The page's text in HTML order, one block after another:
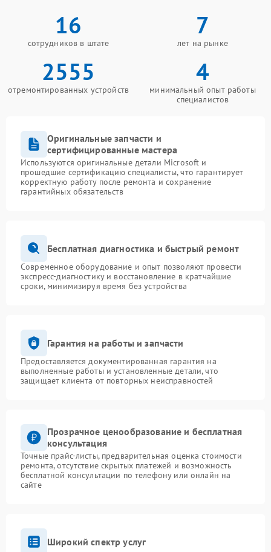
16
сотрудников в штате
7
лет на рынке
2555
отремонтированных устройств
4
минимальный опыт работы
специалистов
Оригинальные запчасти и
сертифицированные мастера
Используются оригинальные детали Microsoft и
прошедшие сертификацию специалисты, что гарантирует
корректную работу после ремонта и сохранение
гарантийных обязательств
Бесплатная диагностика и быстрый ремонт
Современное оборудование и опыт позволяют провести
экспресс-диагностику и восстановление в кратчайшие
сроки, минимизируя время без устройства
Гарантия на работы и запчасти
Предоставляется документированная гарантия на
выполненные работы и установленные детали, что
защищает клиента от повторных неисправностей
Прозрачное ценообразование и бесплатная
консультация
Точные прайс-листы, предварительная оценка стоимости
ремонта, отсутствие скрытых платежей и возможность
бесплатной консультации по телефону или онлайн на
сайте
Широкий спектр услуг